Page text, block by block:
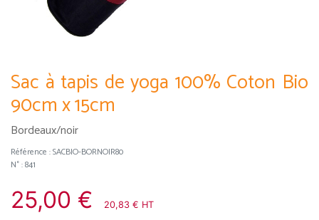
Sac à tapis de yoga 100% Coton Bio
90cm x 15cm
Bordeaux/noir
Référence :SACBIO-BORNOIR80
N° : 841
25,00 € 20,83 € HT